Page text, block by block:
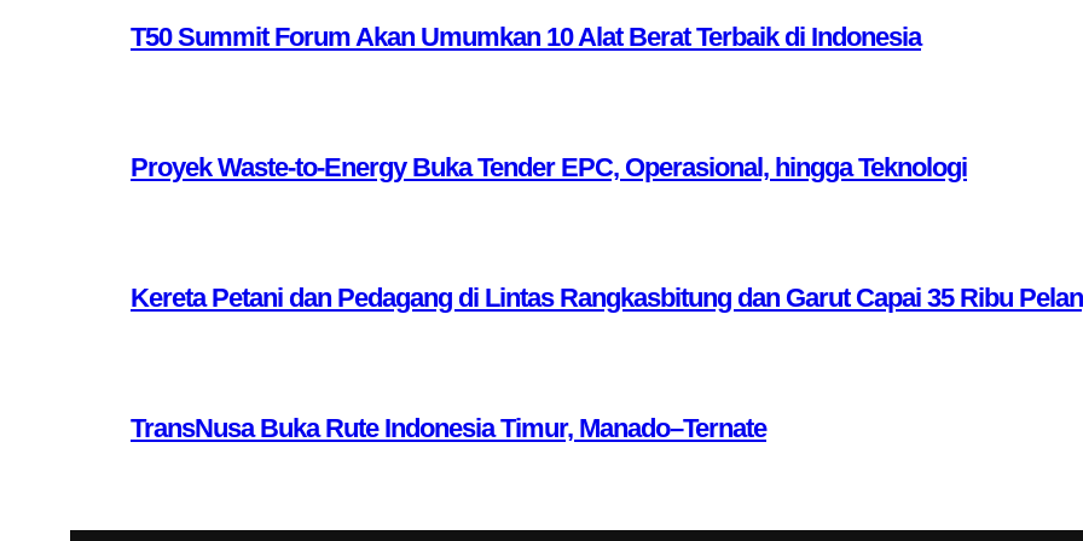
T50 Summit Forum Akan Umumkan 10 Alat Berat Terbaik di Indonesia
Proyek Waste-to-Energy Buka Tender EPC, Operasional, hingga Teknologi
Kereta Petani dan Pedagang di Lintas Rangkasbitung dan Garut Capai 35 Ribu
TransNusa Buka Rute Indonesia Timur, Manado–Ternate